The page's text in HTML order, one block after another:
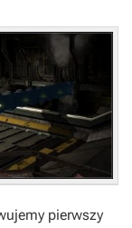
pierwszy